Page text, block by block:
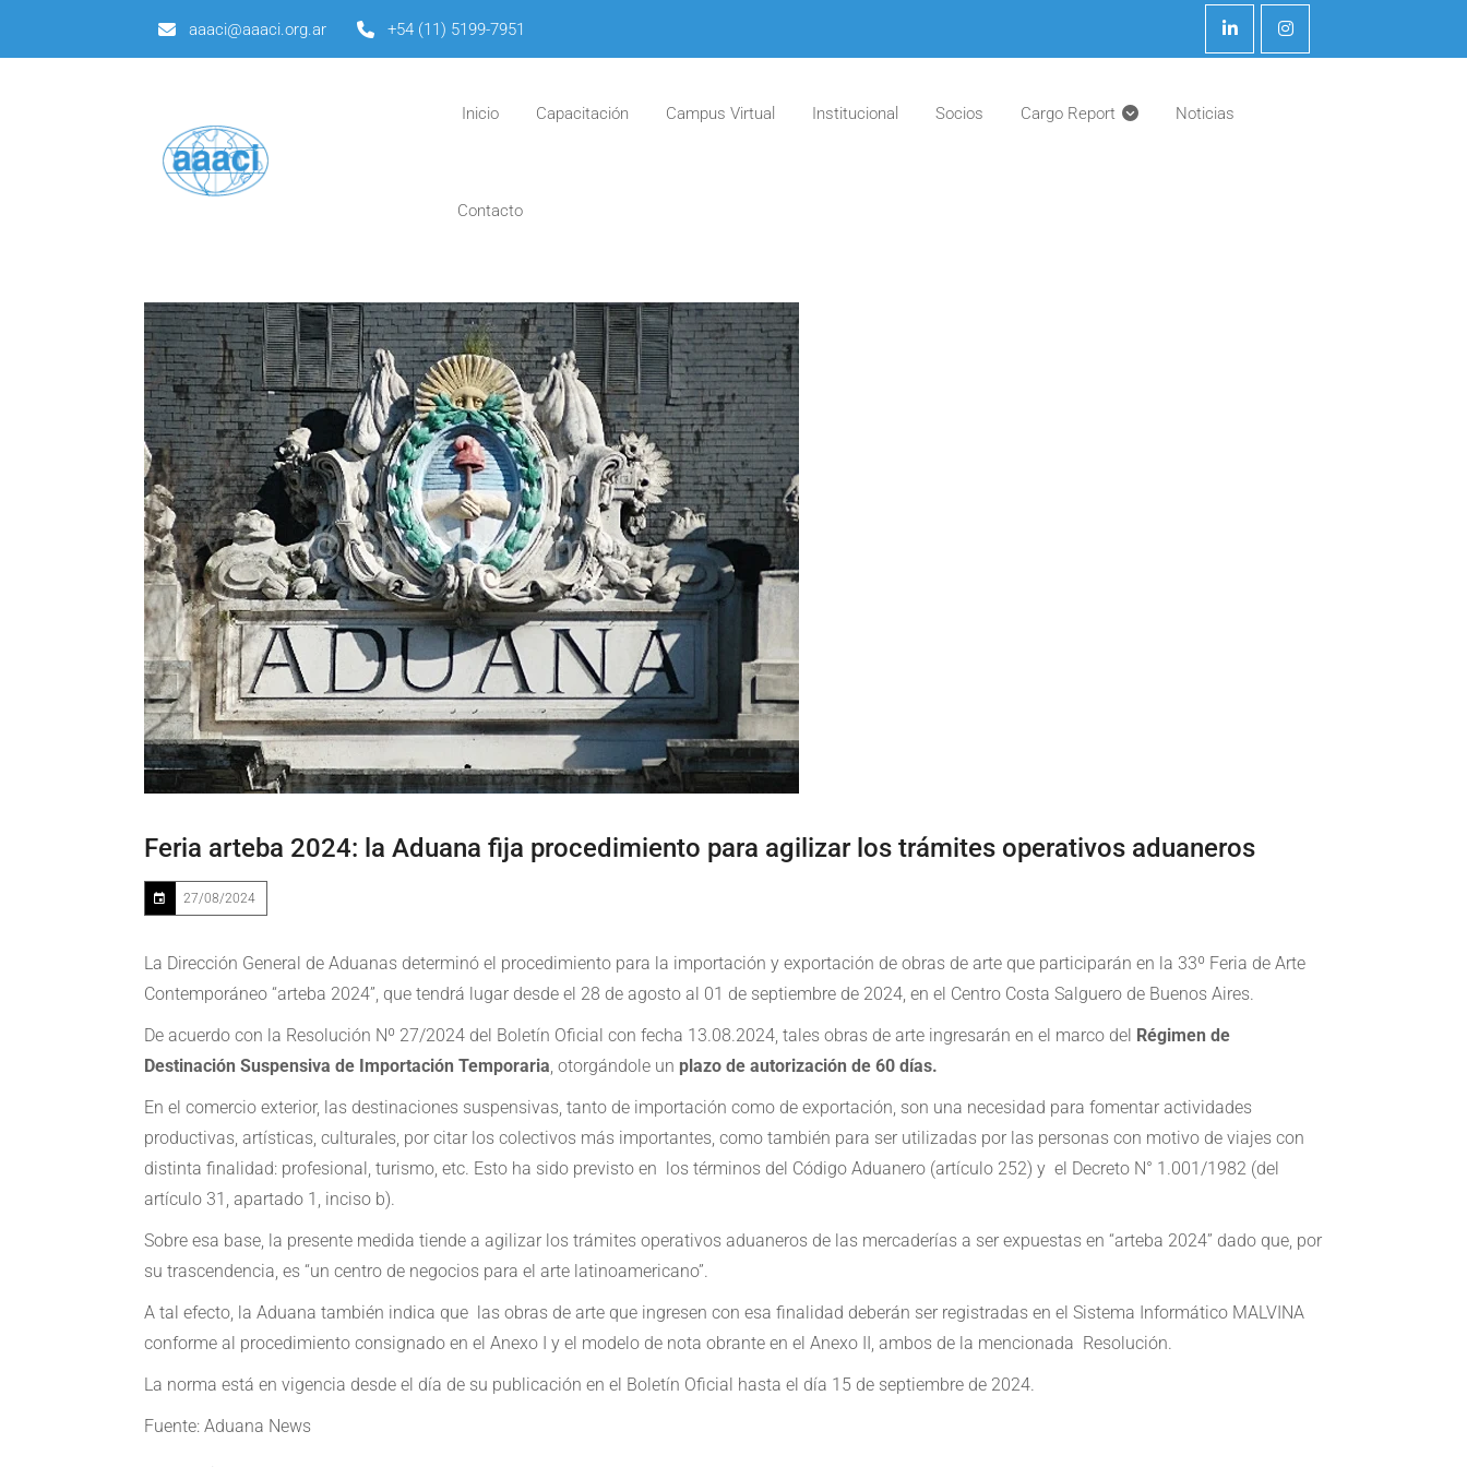
aaaci@aaaci.org.ar +54 (11) 5199-7951
Inicio Capacitación Campus Virtual Institucional Socios Cargo Report Noticias
Contacto
Feria arteba 2024: la Aduana fija procedimiento para agilizar los trámites operativos aduaneros
27/08/2024
La Dirección General de Aduanas determinó el procedimiento para la importación y exportación de obras de arte que participarán en la 33º Feria de Arte
Contemporáneo “arteba 2024”, que tendrá lugar desde el 28 de agosto al 01 de septiembre de 2024, en el Centro Costa Salguero de Buenos Aires.
De acuerdo con la Resolución Nº 27/2024 del Boletín Oficial con fecha 13.08.2024, tales obras de arte ingresarán en el marco del Régimen de
Destinación Suspensiva de Importación Temporaria, otorgándole un plazo de autorización de 60 días.
En el comercio exterior, las destinaciones suspensivas, tanto de importación como de exportación, son una necesidad para fomentar actividades
productivas, artísticas, culturales, por citar los colectivos más importantes, como también para ser utilizadas por las personas con motivo de viajes con
distinta finalidad: profesional, turismo, etc. Esto ha sido previsto en los términos del Código Aduanero (artículo 252) y el Decreto N° 1.001/1982 (del
artículo 31, apartado 1, inciso b).
Sobre esa base, la presente medida tiende a agilizar los trámites operativos aduaneros de las mercaderías a ser expuestas en “arteba 2024” dado que, por
su trascendencia, es “un centro de negocios para el arte latinoamericano”.
A tal efecto, la Aduana también indica que las obras de arte que ingresen con esa finalidad deberán ser registradas en el Sistema Informático MALVINA
conforme al procedimiento consignado en el Anexo I y el modelo de nota obrante en el Anexo II, ambos de la mencionada Resolución.
La norma está en vigencia desde el día de su publicación en el Boletín Oficial hasta el día 15 de septiembre de 2024.
Fuente: Aduana News